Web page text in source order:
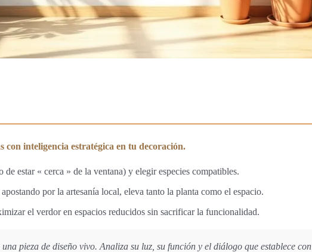
inteligencia estratégica en tu decoración.
estar « cerca » de la ventana) y elegir especies compatibles.
por la artesanía local, eleva tanto la planta como el espacio.
el verdor en espacios reducidos sin sacrificar la funcionalidad.
pieza de diseño vivo. Analiza su luz, su función y el diálogo que establece